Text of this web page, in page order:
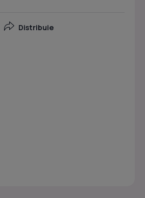
Distribuie